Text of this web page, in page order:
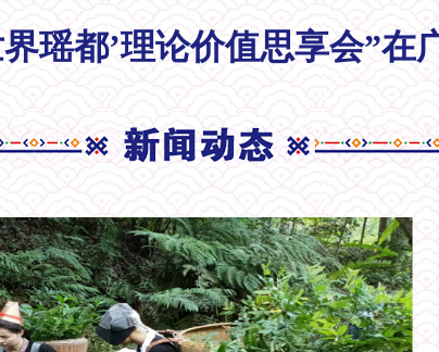
瑶都’理论价值思享会”在